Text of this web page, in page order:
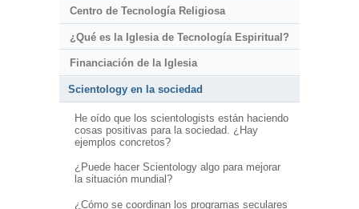
Centro de Tecnología Religiosa
¿Qué es la Iglesia de Tecnología Espiritual?
Financiación de la Iglesia
Scientology en la sociedad
He oído que los scientologists están haciendo
cosas positivas para la sociedad. ¿Hay
ejemplos concretos?
¿Puede hacer Scientology algo para mejorar
la situación mundial?
¿Cómo se coordinan los programas seculares